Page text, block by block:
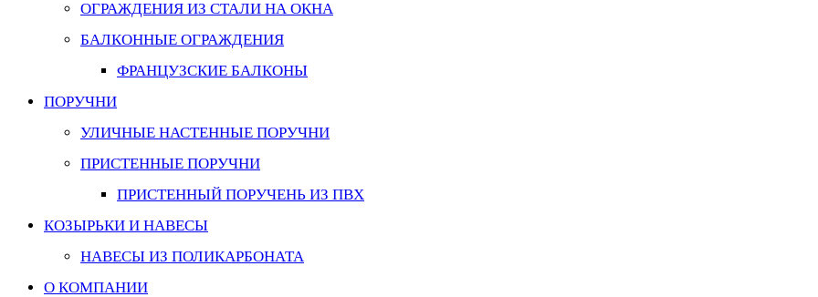
ОГРАЖДЕНИЯ ИЗ СТАЛИ НА ОКНА
БАЛКОННЫЕ ОГРАЖДЕНИЯ
ФРАНЦУЗСКИЕ БАЛКОНЫ
ПОРУЧНИ
УЛИЧНЫЕ НАСТЕННЫЕ ПОРУЧНИ
ПРИСТЕННЫЕ ПОРУЧНИ
ПРИСТЕННЫЙ ПОРУЧЕНЬ ИЗ ПВХ
КОЗЫРЬКИ И НАВЕСЫ
НАВЕСЫ ИЗ ПОЛИКАРБОНАТА
О КОМПАНИИ